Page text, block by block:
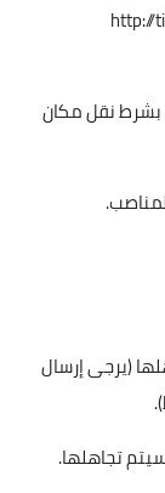
http://
بشرط نقل مكان
(يرجى إرسال
تجاهلها.